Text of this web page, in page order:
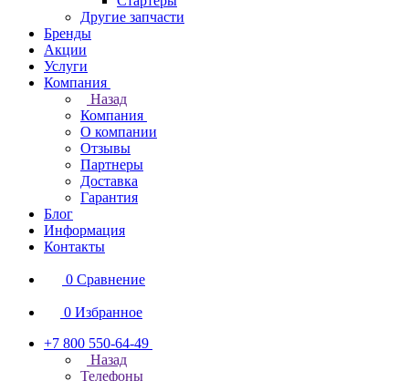
Другие запчасти
Бренды
Акции
Услуги
Компания
Назад
Компания
О компании
Отзывы
Партнеры
Доставка
Гарантия
Блог
Информация
Контакты
0 Сравнение
0 Избранное
+7 800 550-64-49
Назад
Телефоны